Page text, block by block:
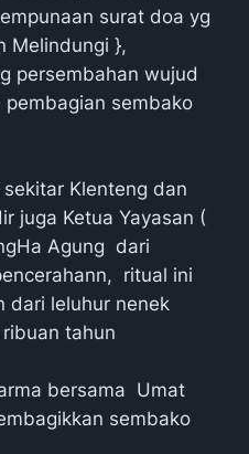
surat doa yg
Melindungi },
persembahan wujud
sembako
Klenteng dan
juga Ketua Yayasan (
Agung dari
ritual ini
dari leluhur nenek
tahun
bersama Umat
sembako